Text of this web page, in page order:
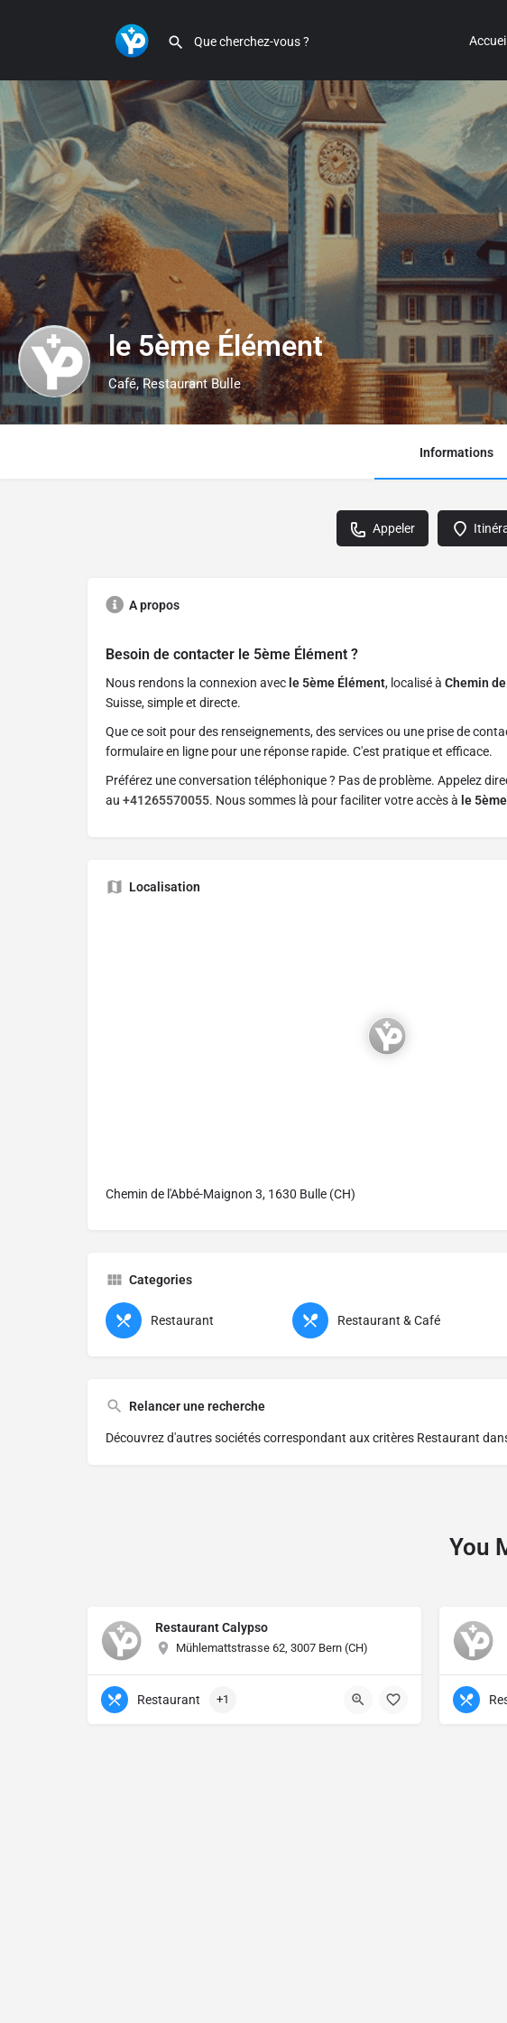
le 5ème Élément
Café, Restaurant Bulle
Informations
Appeler
A propos
Besoin de contacter le 5ème Élément ?
Nous rendons la connexion avec le 5ème Élément, localisé à Chemin
Suisse, simple et directe.
Que ce soit pour des renseignements, des services ou une prise de
formulaire en ligne pour une réponse rapide. C'est pratique et efficace.
Préférez une conversation téléphonique ? Pas de problème. Appelez
au +41265570055. Nous sommes là pour faciliter votre accès à le
Localisation
Chemin de l'Abbé-Maignon 3, 1630 Bulle (CH)
Categories
Restaurant Restaurant & Café
Relancer une recherche
Découvrez d'autres sociétés correspondant aux critères Restaurant
You
Restaurant Calypso
Mühlemattstrasse 62, 3007 Bern (CH)
Restaurant +1